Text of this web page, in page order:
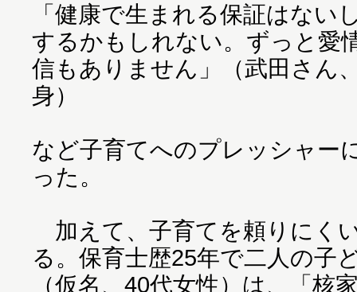
「健康で生まれる保証はない
するかもしれない。ずっと愛
信もありません」（武田さん
身）
など子育てへのプレッシャー
った。
加えて、子育てを頼りにく
る。保育士歴25年で二人の子
（仮名、40代女性）は、「核